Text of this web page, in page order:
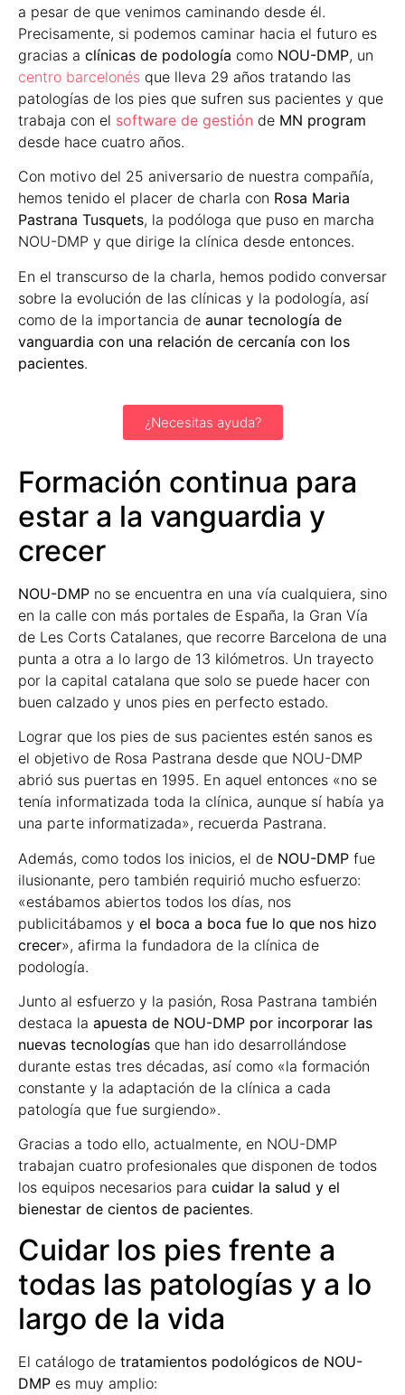
a pesar de que venimos caminando desde él.
Precisamente, si podemos caminar hacia el futuro es
gracias a clínicas de podología como NOU-DMP, un
centro barcelonés que lleva 29 años tratando las
patologías de los pies que sufren sus pacientes y que
trabaja con el software de gestión de MN program
desde hace cuatro años.
Con motivo del 25 aniversario de nuestra compañía,
hemos tenido el placer de charla con Rosa Maria
Pastrana Tusquets, la podóloga que puso en marcha
NOU-DMP y que dirige la clínica desde entonces.
En el transcurso de la charla, hemos podido conversar
sobre la evolución de las clínicas y la podología, así
como de la importancia de aunar tecnología de
vanguardia con una relación de cercanía con los
pacientes.
¿Necesitas ayuda?
Formación continua para
estar a la vanguardia y
crecer
NOU-DMP no se encuentra en una vía cualquiera, sino
en la calle con más portales de España, la Gran Vía
de Les Corts Catalanes, que recorre Barcelona de una
punta a otra a lo largo de 13 kilómetros. Un trayecto
por la capital catalana que solo se puede hacer con
buen calzado y unos pies en perfecto estado.
Lograr que los pies de sus pacientes estén sanos es
el objetivo de Rosa Pastrana desde que NOU-DMP
abrió sus puertas en 1995. En aquel entonces «no se
tenía informatizada toda la clínica, aunque sí había ya
una parte informatizada», recuerda Pastrana.
Además, como todos los inicios, el de NOU-DMP fue
ilusionante, pero también requirió mucho esfuerzo:
«estábamos abiertos todos los días, nos
publicitábamos y el boca a boca fue lo que nos hizo
crecer», afirma la fundadora de la clínica de
podología.
Junto al esfuerzo y la pasión, Rosa Pastrana también
destaca la apuesta de NOU-DMP por incorporar las
nuevas tecnologías que han ido desarrollándose
durante estas tres décadas, así como «la formación
constante y la adaptación de la clínica a cada
patología que fue surgiendo».
Gracias a todo ello, actualmente, en NOU-DMP
trabajan cuatro profesionales que disponen de todos
los equipos necesarios para cuidar la salud y el
bienestar de cientos de pacientes.
Cuidar los pies frente a
todas las patologías y a lo
largo de la vida
El catálogo de tratamientos podológicos de NOU-
DMP es muy amplio: